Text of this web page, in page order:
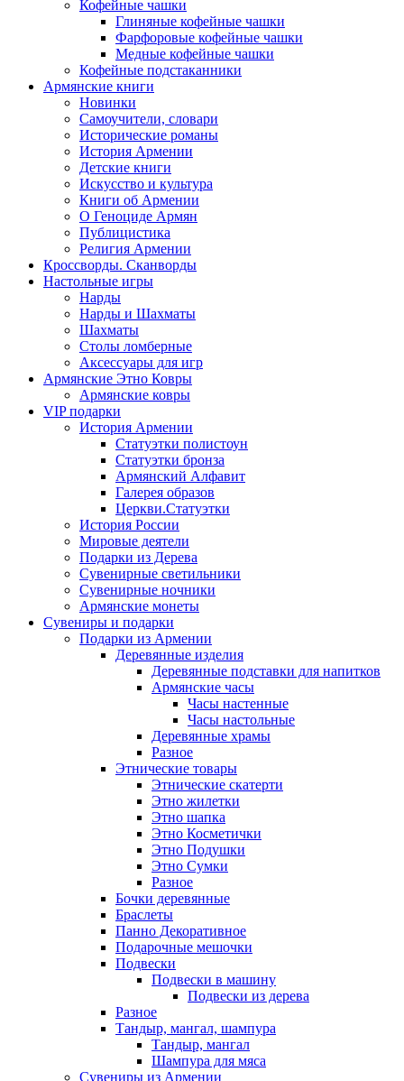
Кофейные чашки
Глиняные кофейные чашки
Фарфоровые кофейные чашки
Медные кофейные чашки
Кофейные подстаканники
Армянские книги
Новинки
Самоучители, словари
Исторические романы
История Армении
Детские книги
Иcкусство и культура
Книги об Армении
О Геноциде Армян
Публицистика
Религия Армении
Кроссворды. Сканворды
Настольные игры
Нарды
Нарды и Шахматы
Шахматы
Столы ломберные
Аксессуары для игр
Армянские Этно Ковры
Армянские ковры
VIP подарки
История Армении
Статуэтки полистоун
Статуэтки бронза
Армянский Алфавит
Галерея образов
Церкви.Статуэтки
История России
Мировые деятели
Подарки из Дерева
Сувенирные светильники
Сувенирные ночники
Армянские монеты
Сувениры и подарки
Подарки из Армении
Деревянные изделия
Деревянные подставки для напитков
Армянские часы
Часы настенные
Часы настольные
Деревянные храмы
Разное
Этнические товары
Этнические скатерти
Этно жилетки
Этно шапка
Этно Косметички
Этно Подушки
Этно Сумки
Разное
Бочки деревянные
Браслеты
Панно Декоративное
Подарочные мешочки
Подвески
Подвески в машину
Подвески из дерева
Разное
Тандыр, мангал, шампура
Тандыр, мангал
Шампура для мяса
Сувениры из Армении